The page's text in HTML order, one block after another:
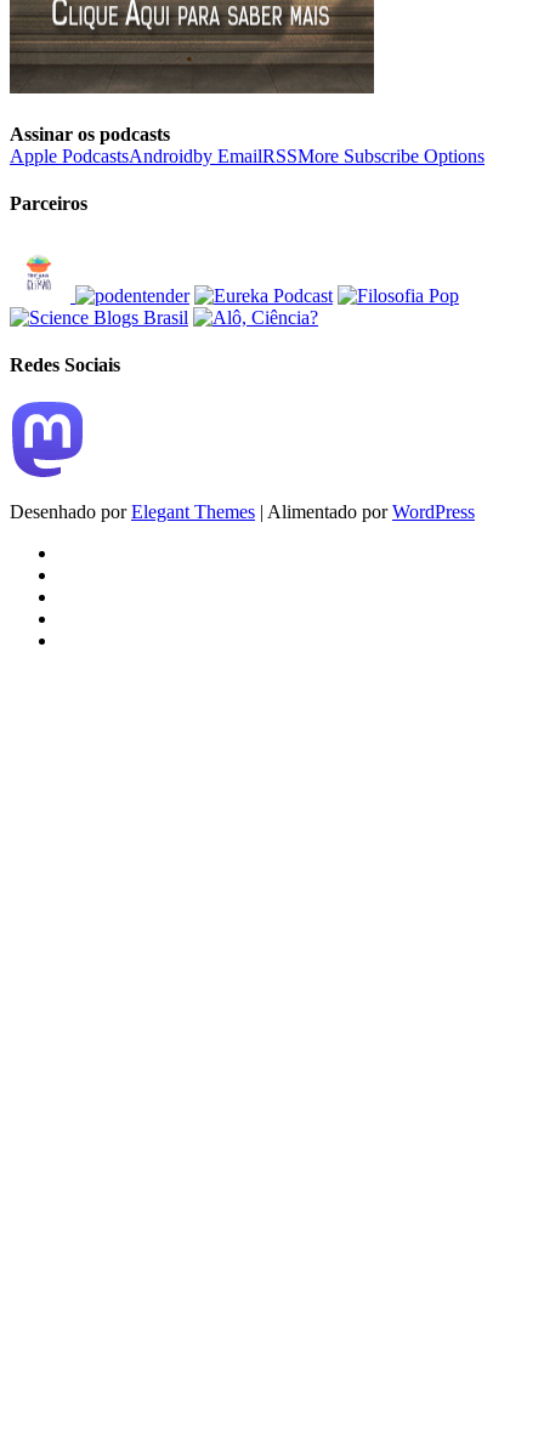
Assinar os podcasts
Apple PodcastsAndroidby EmailRSSMore Subscribe Options
Parceiros
Redes Sociais
Desenhado porElegant Themes | Alimentado porWordPress